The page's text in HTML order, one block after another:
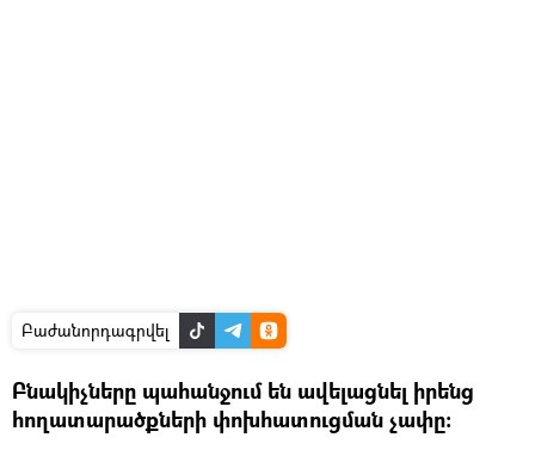
Բաժանորդագրվել
Բնակիչները պահանջում են ավելացնել իրենց
հողատարածքների փոխհատուցման չափը։